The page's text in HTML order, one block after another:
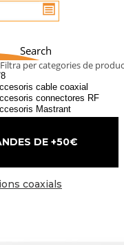
Search
Filtra per categories de
DE +50€
coaxials